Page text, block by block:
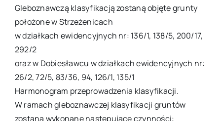
Gleboznawczą klasyfikacją zostaną objęte grunty
położone w Strzeżenicach
w działkach ewidencyjnych nr: 136/1, 138/5, 200/17,
292/2
oraz w Dobiesławcu w działkach ewidencyjnych nr:
26/2, 72/5, 83/36, 94, 126/1, 135/1
Harmonogram przeprowadzenia klasyfikacji.
W ramach gleboznawczej klasyfikacji gruntów
zostaną wykonane następujące czynności: